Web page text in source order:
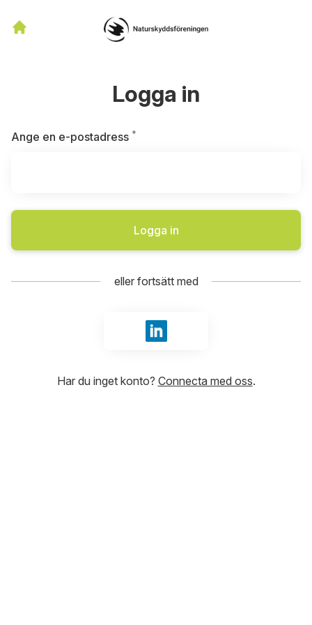
Logga in
Ange en e-postadress *
Logga in
eller fortsätt med
Logga in med LinkedIn
Har du inget konto? Connecta med oss.